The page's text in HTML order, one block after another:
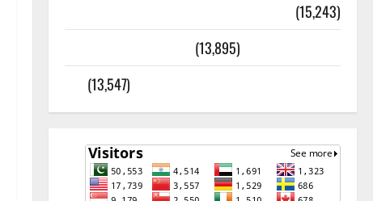
(15,243)
(13,895)
(13,547)